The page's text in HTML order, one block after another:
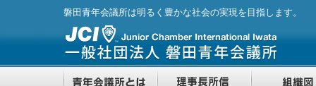
磐田青年会議所は明るく豊かな社会の実現を目指します。